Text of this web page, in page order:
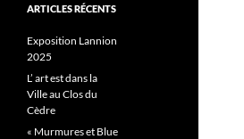
ARTICLES RÉCENTS
Exposition Lannion
2025
L’ art est dans la
Ville au Clos du
Cèdre
« Murmures et Blue